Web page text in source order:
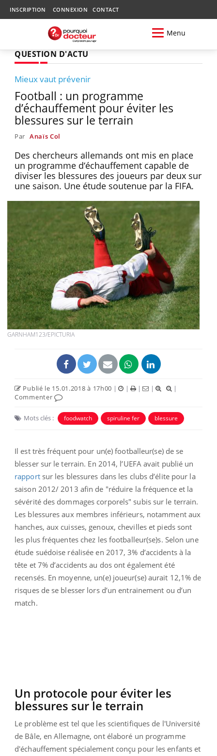
INSCRIPTION CONNEXION CONTACT
Menu
QUESTION D'ACTU
Mieux vaut prévenir
Football : un programme
d’échauffement pour éviter les
blessures sur le terrain
Par Anaïs Col
Des chercheurs allemands ont mis en place
un programme d‘échauffement capable de
diviser les blessures des joueurs par deux sur
une saison. Une étude soutenue par la FIFA.
GARNHAM123/EPICTURIA
Publié le 15.01.2018 à 17h00 | | | |
|
Commenter
Mots clés : foodwatch spiruline fer blessure
Il est très fréquent pour un(e) footballeur(se) de se
blesser sur le terrain. En 2014, l’UEFA avait publié un
rapportsur les blessures dans les clubs d’élite pour la
saison 2012/ 2013 afin de "réduire la fréquence et la
sévérité des dommages corporels" subis sur le terrain.
Les blessures aux membres inférieurs, notamment aux
hanches, aux cuisses, genoux, chevilles et pieds sont
les plus fréquentes chez les footballeur(se)s. Selon une
étude suédoise réalisée en 2017, 3% d’accidents à la
tête et 7% d’accidents au dos ont également été
recensés. En moyenne, un(e) joueur(se) aurait 12,1% de
risques de se blesser lors d’un entrainement ou d’un
match.
Un protocole pour éviter les
blessures sur le terrain
Le problème est tel que les scientifiques de l'Université
de Bâle, en Allemagne, ont élaboré un programme
d'échauffement spécialement conçu pour les enfants et